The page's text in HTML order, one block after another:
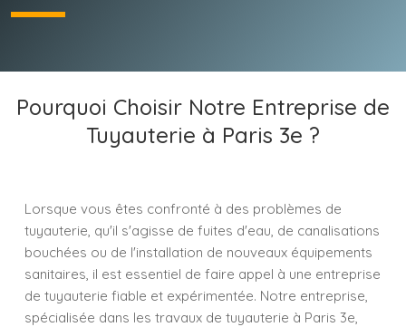
Pourquoi Choisir Notre Entreprise de
Tuyauterie à Paris 3e ?
Lorsque vous êtes confronté à des problèmes de
tuyauterie, qu'il s'agisse de fuites d'eau, de canalisations
bouchées ou de l'installation de nouveaux équipements
sanitaires, il est essentiel de faire appel à une entreprise
de tuyauterie fiable et expérimentée. Notre entreprise,
spécialisée dans les travaux de tuyauterie à Paris 3e,